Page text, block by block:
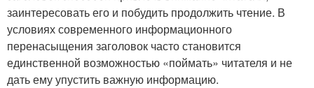
заинтересовать его и побудить продолжить чтение. В
условиях современного информационного
перенасыщения заголовок часто становится
единственной возможностью «поймать» читателя и не
дать ему упустить важную информацию.